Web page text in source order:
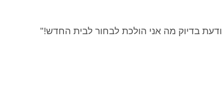
בדיוק מה אני הולכת לבחור לבית החדש!"